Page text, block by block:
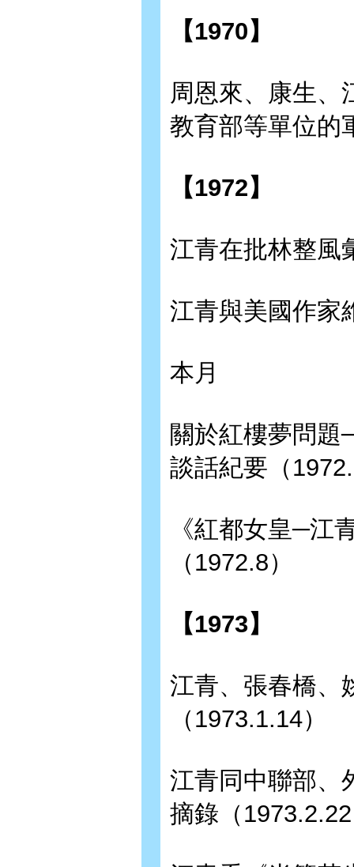
【1970】
周恩來、康生、
教育部等單位的
【1972】
江青在批林整風
江青與美國作家
本月
關於紅樓夢問題
談話紀要（
《紅都女皇─江
（1972.8）
【1973】
江青、張春橋、
（1973.1.14）
江青同中聯部、
摘錄（